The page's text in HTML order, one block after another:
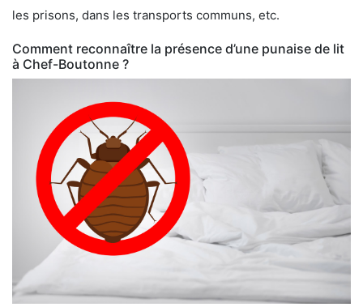
les prisons, dans les transports communs, etc.
Comment reconnaître la présence d’une punaise de lit
à Chef-Boutonne ?